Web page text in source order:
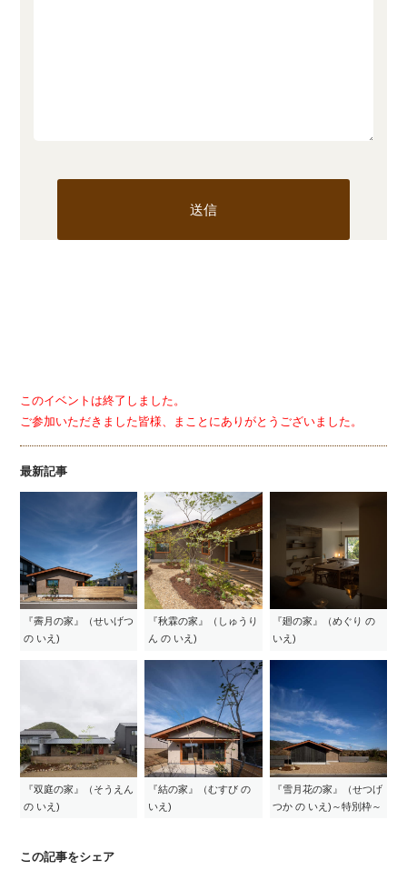
このイベントは終了しました。
ご参加いただきました皆様、まことにありがとうございました。
最新記事
『霽月の家』（せいげつ
の いえ)
『秋霖の家』（しゅうり
ん の いえ)
『廻の家』（めぐり の
いえ)
『双庭の家』（そうえん
の いえ)
『結の家』（むすび の
いえ)
『雪月花の家』（せつげ
つか の いえ)～特別枠～
この記事をシェア